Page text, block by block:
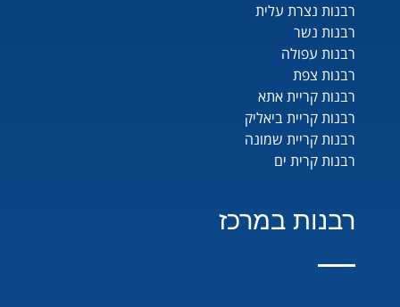
רבנות נצרת עלית
רבנות נשר
רבנות עפולה
רבנות צפת
רבנות קריית אתא
רבנות קריית ביאליק
רבנות קריית שמונה
רבנות קרית ים
רבנות במרכז